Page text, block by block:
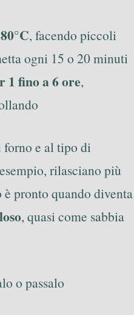
, facendo piccoli
ogni 15 o 20 minuti
1 fino a 6 ore,
forno e al tipo di
rilasciano più
pronto quando diventa
, quasi come sabbia
o passalo